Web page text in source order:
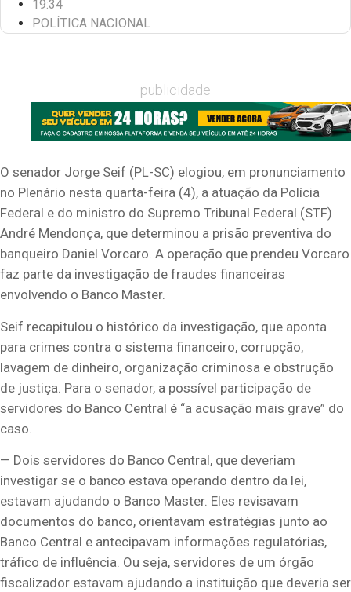
19:34
POLÍTICA NACIONAL
publicidade
O senador Jorge Seif (PL-SC) elogiou, em pronunciamento
no Plenário nesta quarta-feira (4), a atuação da Polícia
Federal e do ministro do Supremo Tribunal Federal (STF)
André Mendonça, que determinou a prisão preventiva do
banqueiro Daniel Vorcaro. A operação que prendeu Vorcaro
faz parte da investigação de fraudes financeiras
envolvendo o Banco Master.
Seif recapitulou o histórico da investigação, que aponta
para crimes contra o sistema financeiro, corrupção,
lavagem de dinheiro, organização criminosa e obstrução
de justiça. Para o senador, a possível participação de
servidores do Banco Central é “a acusação mais grave” do
caso.
— Dois servidores do Banco Central, que deveriam
investigar se o banco estava operando dentro da lei,
estavam ajudando o Banco Master. Eles revisavam
documentos do banco, orientavam estratégias junto ao
Banco Central e antecipavam informações regulatórias,
tráfico de influência. Ou seja, servidores de um órgão
fiscalizador estavam ajudando a instituição que deveria ser